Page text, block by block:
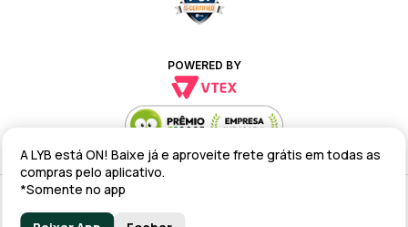
POWERED BY
Alteração de preços e condições comerciais estão sujeitas a alteração
A LYB está ON! Baixe já e aproveite frete grátis em todas as
compras pelo aplicativo.
*Somente no app